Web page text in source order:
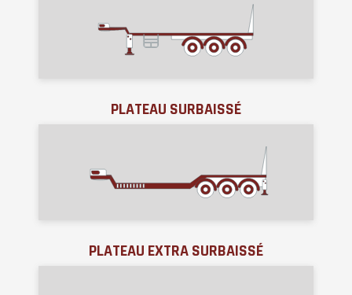
PLATEAU SURBAISSÉ
PLATEAU EXTRA SURBAISSÉ